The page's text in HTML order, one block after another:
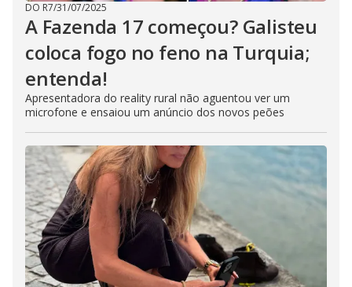
DO R7/31/07/2025
A Fazenda 17 começou? Galisteu
coloca fogo no feno na Turquia;
entenda!
Apresentadora do reality rural não aguentou ver um
microfone e ensaiou um anúncio dos novos peões